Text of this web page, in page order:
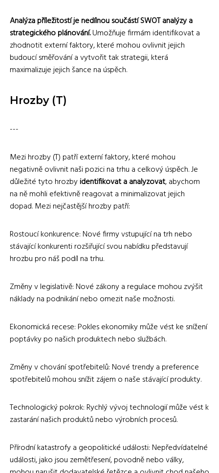
Analýza příležitostí je nedílnou součástí SWOT analýzy a
strategického plánování.Umožňuje firmám identifikovat a
zhodnotit externí faktory, které mohou ovlivnit jejich
budoucí směřování a vytvořit tak strategii, která
maximalizuje jejich šance na úspěch.
Hrozby (T)
---
Mezi hrozby (T) patří externí faktory, které mohou
negativně ovlivnit naši pozici na trhu a celkový úspěch. Je
důležité tyto hrozbyidentifikovat a analyzovat, abychom
na ně mohli efektivně reagovat a minimalizovat jejich
dopad. Mezi nejčastější hrozby patří:
Rostoucí konkurence: Nové firmy vstupující na trh nebo
stávající konkurenti rozšiřující svou nabídku představují
hrozbu pro náš podíl na trhu.
Změny v legislativě: Nové zákony a regulace mohou zvýšit
náklady na podnikání nebo omezit naše možnosti.
Ekonomická recese: Pokles ekonomiky může vést ke snížení
poptávky po našich produktech nebo službách.
Změny v chování spotřebitelů: Nové trendy a preference
spotřebitelů mohou snížit zájem o naše stávající produkty.
Technologický pokrok: Rychlý vývoj technologií může vést k
zastarání našich produktů nebo výrobních procesů.
Přírodní katastrofy a geopolitické události: Nepředvídatelné
události, jako jsou zemětřesení, povodně nebo války,